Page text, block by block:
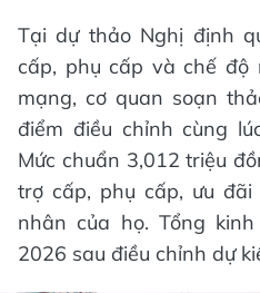
Tại dự thảo Nghị định
cấp, phụ cấp và chế độ
mạng, cơ quan soạn
điểm điều chỉnh cùng
Mức chuẩn 3,012 triệu
trợ cấp, phụ cấp, ưu
nhân của họ. Tổng
2026 sau điều chỉnh dự